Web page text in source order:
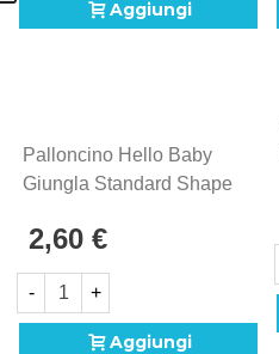
Aggiungi
Palloncino Hello Baby
Giungla Standard Shape
2,60 €
- +
Aggiungi